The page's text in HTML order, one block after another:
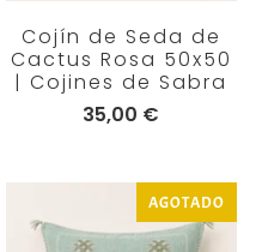
Cojín de Seda de
Cactus Rosa 50x50
| Cojines de Sabra
35,00 €
AGOTADO